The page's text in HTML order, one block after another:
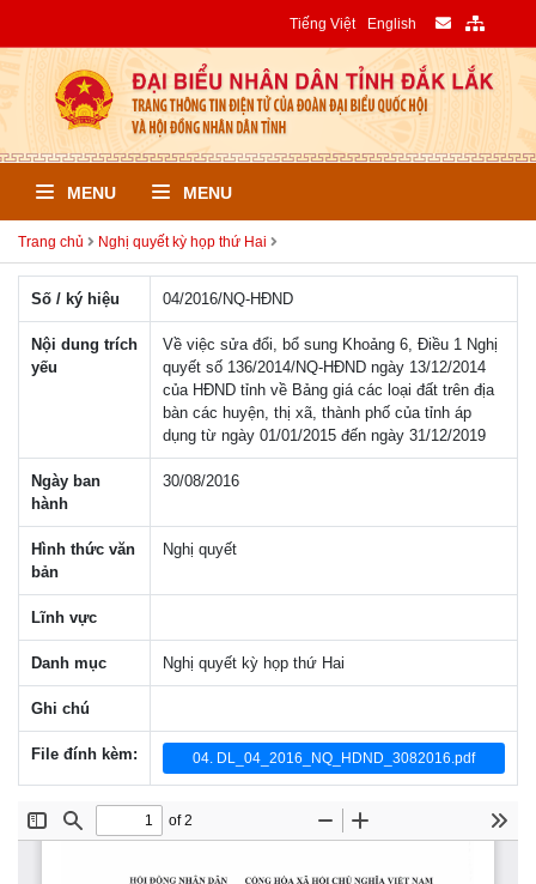
Tiếng Việt English
MENU MENU
Trang chủ Nghị quyết kỳ họp thứ Hai
Số / ký hiệu 04/2016/NQ-HÐND
Nội dung trích
yếu
Về việc sửa đổi, bổ sung Khoảng 6, Điều 1 Nghị
quyết số 136/2014/NQ-HĐND ngày 13/12/2014
của HĐND tỉnh về Bảng giá các loại đất trên địa
bàn các huyện, thị xã, thành phố của tỉnh áp
dụng từ ngày 01/01/2015 đến ngày 31/12/2019
Ngày ban
hành
30/08/2016
Hình thức văn
bản
Nghị quyết
Lĩnh vực
Danh mục Nghị quyết kỳ họp thứ Hai
Ghi chú
File đính kèm: 04. DL_04_2016_NQ_HDND_3082016.pdf